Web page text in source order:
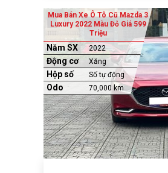
Mua Bán Xe Ô Tô Cũ Mazda 3
Luxury 2022 Màu Đỏ Giá 599
Triệu
Năm SX 2022
Động cơ Xăng
Hộp số Số tự động
Odo 70,000 km